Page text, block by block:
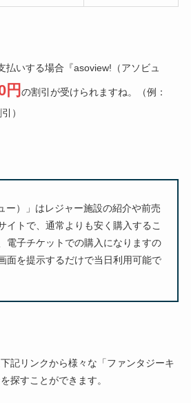
払いする場合『asoview!（アソビュ
円 の割引が受けられますね。（例：
）
ー）」はレジャー施設の紹介や前売
イトで、通常よりも安く購入するこ
電子チケットでの購入になりますの
面を提示するだけで当日利用可能で
記リンクから様々な「ファンタジーキ
探すことができます。